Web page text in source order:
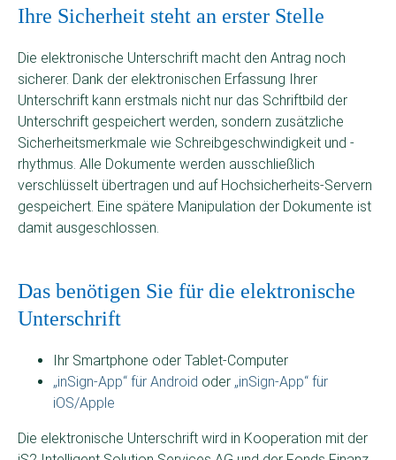
Ihre Sicherheit steht an erster Stelle
Die elektronische Unterschrift macht den Antrag noch
sicherer. Dank der elektronischen Erfassung Ihrer
Unterschrift kann erstmals nicht nur das Schriftbild der
Unterschrift gespeichert werden, sondern zusätzliche
Sicherheitsmerkmale wie Schreibgeschwindigkeit und -
rhythmus. Alle Dokumente werden ausschließlich
verschlüsselt übertragen und auf Hochsicherheits-Servern
gespeichert. Eine spätere Manipulation der Dokumente ist
damit ausgeschlossen.
Das benötigen Sie für die elektronische
Unterschrift
Ihr Smartphone oder Tablet-Computer
„inSign-App“ für Android oder „inSign-App“ für
iOS/Apple
Die elektronische Unterschrift wird in Kooperation mit der